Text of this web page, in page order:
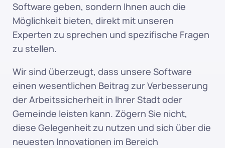
Software geben, sondern Ihnen auch die
Möglichkeit bieten, direkt mit unseren
Experten zu sprechen und spezifische Fragen
zu stellen.
Wir sind überzeugt, dass unsere Software
einen wesentlichen Beitrag zur Verbesserung
der Arbeitssicherheit in Ihrer Stadt oder
Gemeinde leisten kann. Zögern Sie nicht,
diese Gelegenheit zu nutzen und sich über die
neuesten Innovationen im Bereich